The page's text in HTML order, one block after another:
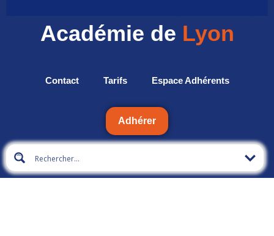
Académie de Lyon
Contact Tarifs Espace Adhérents
Adhérer